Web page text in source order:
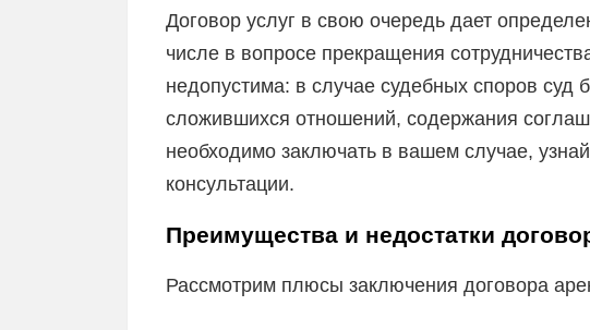
Договор услуг в свою очередь дает
числе в вопросе прекращения
недопустима: в случае судебных споров суд
сложившихся отношений, содержания
необходимо заключать в вашем случае,
консультации.
Преимущества и недостатки
Рассмотрим плюсы заключения договора